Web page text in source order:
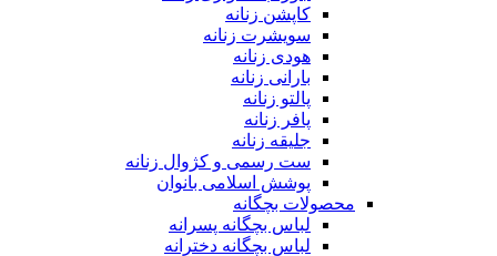
کاپشن زنانه
سویشرت زنانه
هودی زنانه
بارانی زنانه
پالتو زنانه
پافر زنانه
جلیقه زنانه
ست رسمی و کژوال زنانه
پوشش اسلامی بانوان
محصولات بچگانه
لباس بچگانه پسرانه
لباس بچگانه دخترانه